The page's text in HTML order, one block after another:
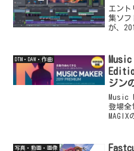
エント
集ソフ
が、
に
DTM・DAW・作曲
ジン
Music
登場全
国...
写真・動画・画像